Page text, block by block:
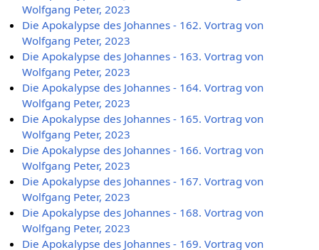
Wolfgang Peter, 2023
Die Apokalypse des Johannes - 162. Vortrag von
Wolfgang Peter, 2023
Die Apokalypse des Johannes - 163. Vortrag von
Wolfgang Peter, 2023
Die Apokalypse des Johannes - 164. Vortrag von
Wolfgang Peter, 2023
Die Apokalypse des Johannes - 165. Vortrag von
Wolfgang Peter, 2023
Die Apokalypse des Johannes - 166. Vortrag von
Wolfgang Peter, 2023
Die Apokalypse des Johannes - 167. Vortrag von
Wolfgang Peter, 2023
Die Apokalypse des Johannes - 168. Vortrag von
Wolfgang Peter, 2023
Die Apokalypse des Johannes - 169. Vortrag von